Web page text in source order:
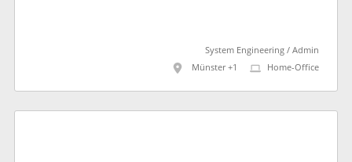
System Engineering / Admin
Münster +1
Home-Office